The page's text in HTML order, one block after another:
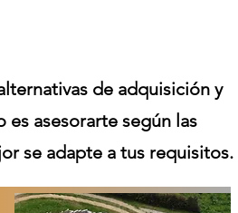
de adquisición y
asesorarte según las
se adapte a tus requisitos.